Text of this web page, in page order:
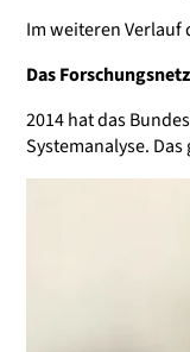
Im weiteren Verlauf
Das
2014 hat das
Systemanalyse.